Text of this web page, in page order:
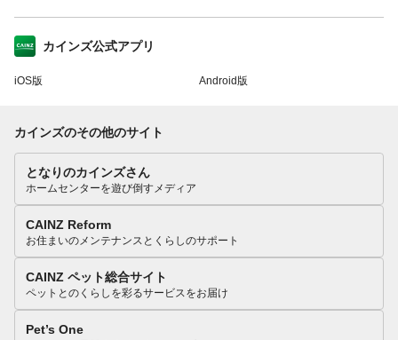
カインズ公式アプリ
iOS版 Android版
カインズのその他のサイト
となりのカインズさん
ホームセンターを遊び倒すメディア
CAINZ Reform
お住まいのメンテナンスとくらしのサポート
CAINZ ペット総合サイト
ペットとのくらしを彩るサービスをお届け
Pet’s One